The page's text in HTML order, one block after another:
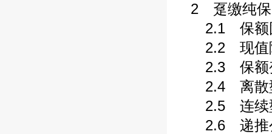
2 趸缴纯保
2.1 保额固
2.2 现值随
2.3 保额变
2.4 离散
2.5 连续型
2.6 递推